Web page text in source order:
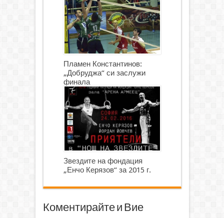
Пламен Константинов:
„Добруджа“ си заслужи
финала
Звездите на фондация
„Енчо Керязов“ за 2015 г.
Коментирайте и Вие